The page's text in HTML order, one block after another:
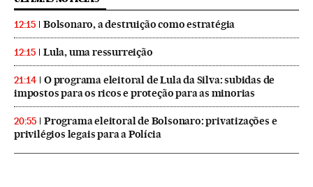
12:15 Bolsonaro, a destruição como estratégia
12:15 Lula, uma ressurreição
21:14
O programa eleitoral de Lula da Silva: subidas de
impostos para os ricos e proteção para as minorias
20:55
Programa eleitoral de Bolsonaro: privatizações e
privilégios legais para a Polícia